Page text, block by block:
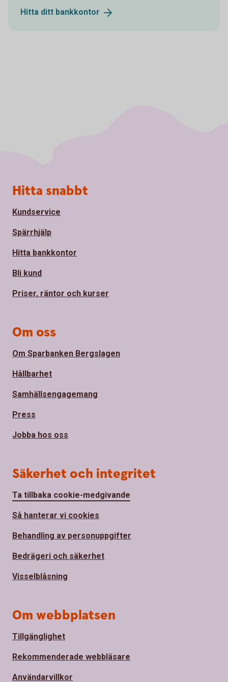
Hitta ditt bankkontor
Sidfot
Hitta snabbt
Kundservice
Spärrhjälp
Hitta bankkontor
Bli kund
Priser, räntor och kurser
Om oss
Om Sparbanken Bergslagen
Hållbarhet
Samhällsengagemang
Press
Jobba hos oss
Säkerhet och integritet
Ta tillbaka cookie-medgivande
Så hanterar vi cookies
Behandling av personuppgifter
Bedrägeri och säkerhet
Visselblåsning
Om webbplatsen
Tillgänglighet
Rekommenderade webbläsare
Användarvillkor